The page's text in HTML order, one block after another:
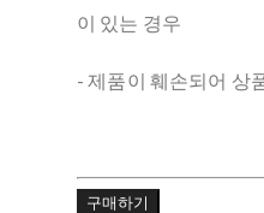
이 있는 경우
- 제품이 훼손되어 상
구매하기